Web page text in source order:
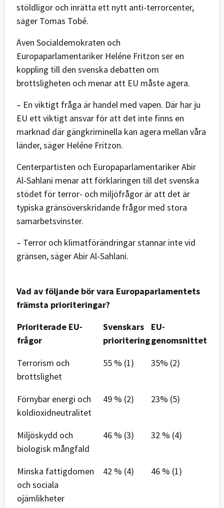
stöldligor och inrätta ett nytt anti-terrorcenter,
säger Tomas Tobé.
Även Socialdemokraten och
Europaparlamentariker Heléne Fritzon ser en
koppling till den svenska debatten om
brottsligheten och menar att EU måste agera.
– En viktigt fråga är handel med vapen. Där har ju
EU ett viktigt ansvar för att det inte finns en
marknad där gängkriminella kan agera mellan våra
länder, säger Heléne Fritzon.
Centerpartisten och Europaparlamentariker Abir
Al-Sahlani menar att förklaringen till det svenska
stödet för terror- och miljöfrågor är att det är
typiska gränsöverskridande frågor med stora
samarbetsvinster.
– Terror och klimatförändringar stannar inte vid
gränsen, säger Abir Al-Sahlani.
Vad av följande bör vara Europaparlamentets
främsta prioriteringar?
Prioriterade EU-
frågor
Svenskars
prioritering
EU-
genomsnittet
Terrorism och
brottslighet
55 % (1) 35% (2)
Förnybar energi och
koldioxidneutralitet
49 % (2) 23% (5)
Miljöskydd och
biologisk mångfald
46 % (3) 32 % (4)
Minska fattigdomen
och sociala
ojämlikheter
42 % (4) 46 % (1)